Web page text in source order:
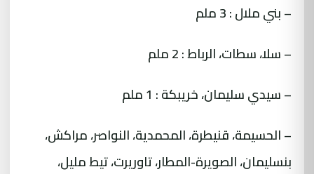
– بني ملال : 3 ملم
– سلا، سطات، الرباط : 2 ملم
– سيدي سليمان، خريبكة : 1 ملم
– الحسيمة، قنيطرة، المحمدية، النواصر، مراكش،
بنسليمان، الصويرة-المطار، تاوريرت، تيط مليل،